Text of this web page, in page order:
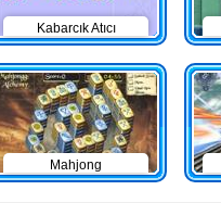
Kabarcık Atıcı
Mahjong